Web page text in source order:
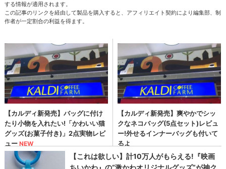
する情報が適用されます。
この記事のリンクを経由して製品を購入すると、アフィリエイト契約により編集部、制
作者が一定割合の利益を得ます。